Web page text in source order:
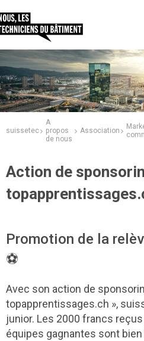
suissetec
A
propos
de nous
Association
Action de
Promotion de la
⚽
Avec son action de
topapprentissages.ch »,
junior. Les 2000 francs
équipes gagnantes sont